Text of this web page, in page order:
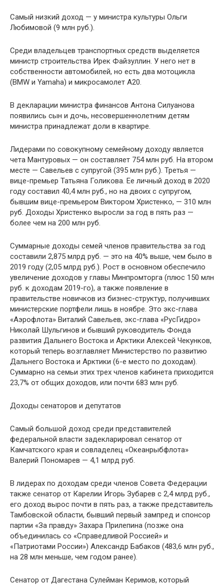
Самый низкий доход — у министра культуры Ольги
Любимовой (9 млн руб.).
Среди владельцев транспортных средств выделяется
министр строительства Ирек Файзуллин. У него нет в
собственности автомобилей, но есть два мотоцикла
(BMW и Yamaha) и микросамолет А20.
В декларации министра финансов Антона Силуанова
появились сын и дочь, несовершеннолетним детям
министра принадлежат доли в квартире.
Лидерами по совокупному семейному доходу является
чета Мантуровых — он составляет 754 млн руб. На втором
месте — Савельев с супругой (395 млн руб.). Третья —
вице-премьер Татьяна Голикова. Ее личный доход в 2020
году составил 40,4 млн руб., но на двоих с супругом,
бывшим вице-премьером Виктором Христенко, — 310 млн
руб. Доходы Христенко выросли за год в пять раз —
более чем на 200 млн руб.
Суммарные доходы семей членов правительства за год
составили 2,875 млрд руб. — это на 40% выше, чем было в
2019 году (2,05 млрд руб.). Рост в основном обеспечило
увеличение доходов у главы Минпромторга (плюс 150 млн
руб. к доходам 2019-го), а также появление в
правительстве новичков из бизнес-структур, получивших
министерские портфели лишь в ноябре. Это экс-глава
«Аэрофлота» Виталий Савельев, экс-глава «РусГидро»
Николай Шульгинов и бывший руководитель Фонда
развития Дальнего Востока и Арктики Алексей Чекунков,
который теперь возглавляет Министерство по развитию
Дальнего Востока и Арктики (6-е место по доходам).
Суммарно на семьи этих трех членов кабинета приходится
23,7% от общих доходов, или почти 683 млн руб.
Доходы сенаторов и депутатов
Самый большой доход среди представителей
федеральной власти задекларировал сенатор от
Камчатского края и совладелец «Океанрыбфлота»
Валерий Пономарев — 4,1 млрд руб.
В лидерах по доходам среди членов Совета Федерации
также сенатор от Карелии Игорь Зубарев с 2,4 млрд руб.,
его доход вырос почти в пять раз, а также представитель
Тамбовской области, бывший первый зампред и спонсор
партии «За правду» Захара Прилепина (позже она
объединилась со «Справедливой Россией» и
«Патриотами России») Александр Бабаков (483,6 млн руб.,
на 28 млн меньше, чем годом ранее).
Сенатор от Дагестана Сулейман Керимов, который